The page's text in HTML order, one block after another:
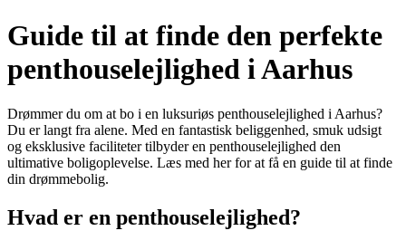
Guide til at finde den perfekte
penthouselejlighed i Aarhus
Drømmer du om at bo i en luksuriøs penthouselejlighed i Aarhus?
Du er langt fra alene. Med en fantastisk beliggenhed, smuk udsigt
og eksklusive faciliteter tilbyder en penthouselejlighed den
ultimative boligoplevelse. Læs med her for at få en guide til at finde
din drømmebolig.
Hvad er en penthouselejlighed?